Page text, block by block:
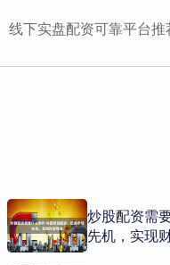
线下实盘配资可靠平台推
炒股配资需
先机，实现